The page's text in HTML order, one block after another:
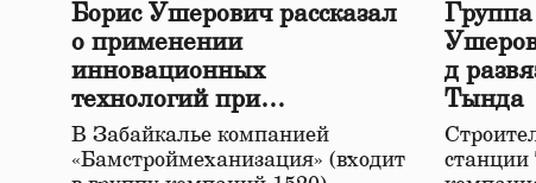
Борис Ушерович рассказал
о применении
инновационных
технологий при
строительстве нового моста
в Забайкалье
В Забайкалье компанией
«Бамстроймеханизация» (входит
д
Тында
станции